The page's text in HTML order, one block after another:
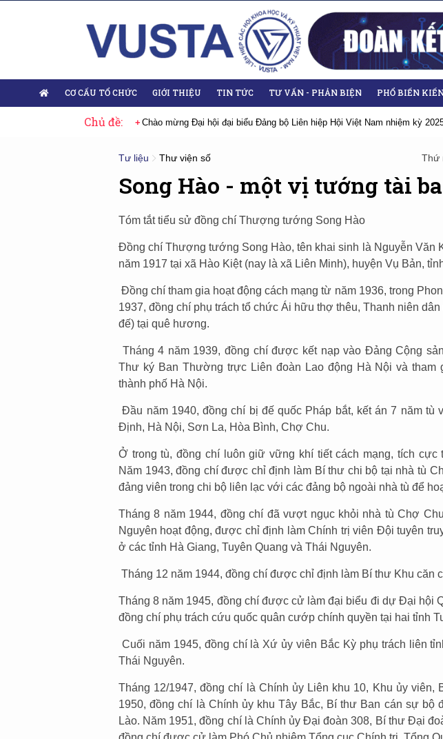
CƠ CẤU TỔ CHỨC GIỚI THIỆU TIN TỨC TƯ VẤN - PHẢN BIỆN PHỔ BIẾN
Chủ đề:
hội lần thứ XIV của Đảng Chào mừng Đại hội đại biểu Đảng bộ Liên hiệp Hội Việt Nam nhiệm kỳ
Tư liệu Thư viện số Thứ
Song Hào - một vị tướng tài ba
Tóm tắt tiểu sử đồng chí Thượng tướng Song Hào
Đồng chí Thượng tướng Song Hào, tên khai sinh là Nguyễn Văn
năm 1917 tại xã Hào Kiệt (nay là xã Liên Minh), huyện Vụ Bản,
Đồng chí tham gia hoạt động cách mạng từ năm 1936, trong
1937, đồng chí phụ trách tổ chức Ái hữu thợ thêu, Thanh niên
đế) tại quê hương.
Tháng 4 năm 1939, đồng chí được kết nạp vào Đảng Cộng
Thư ký Ban Thường trực Liên đoàn Lao động Hà Nội và tham
thành phố Hà Nội.
Đầu năm 1940, đồng chí bị đế quốc Pháp bắt, kết án 7 năm tù
Định, Hà Nội, Sơn La, Hòa Bình, Chợ Chu.
Ở trong tù, đồng chí luôn giữ vững khí tiết cách mạng, tích cực
Năm 1943, đồng chí được chỉ định làm Bí thư chi bộ tại nhà tù
đảng viên trong chi bộ liên lạc với các đảng bộ ngoài nhà tù để
Tháng 8 năm 1944, đồng chí đã vượt ngục khỏi nhà tù Chợ
Nguyên hoạt động, được chỉ định làm Chính trị viên Đội tuyên
ở các tỉnh Hà Giang, Tuyên Quang và Thái Nguyên.
Tháng 12 năm 1944, đồng chí được chỉ định làm Bí thư Khu căn
Tháng 8 năm 1945, đồng chí được cử làm đại biểu đi dự Đại hội
đồng chí phụ trách cứu quốc quân cướp chính quyền tại hai tỉnh
Cuối năm 1945, đồng chí là Xứ ủy viên Bắc Kỳ phụ trách liên
Thái Nguyên.
Tháng 12/1947, đồng chí là Chính ủy Liên khu 10, Khu ủy viên,
1950, đồng chí là Chính ủy khu Tây Bắc, Bí thư Ban cán sự bộ
Lào. Năm 1951, đồng chí là Chính ủy Đại đoàn 308, Bí thư Đại